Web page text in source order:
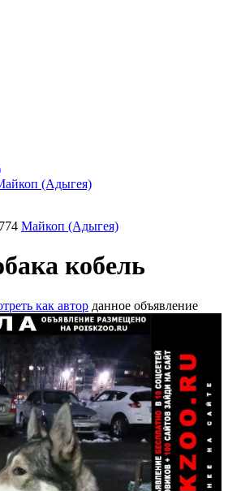
(Адыгея)
774 Майкоп (Адыгея)
кобель
как автор данное объявление